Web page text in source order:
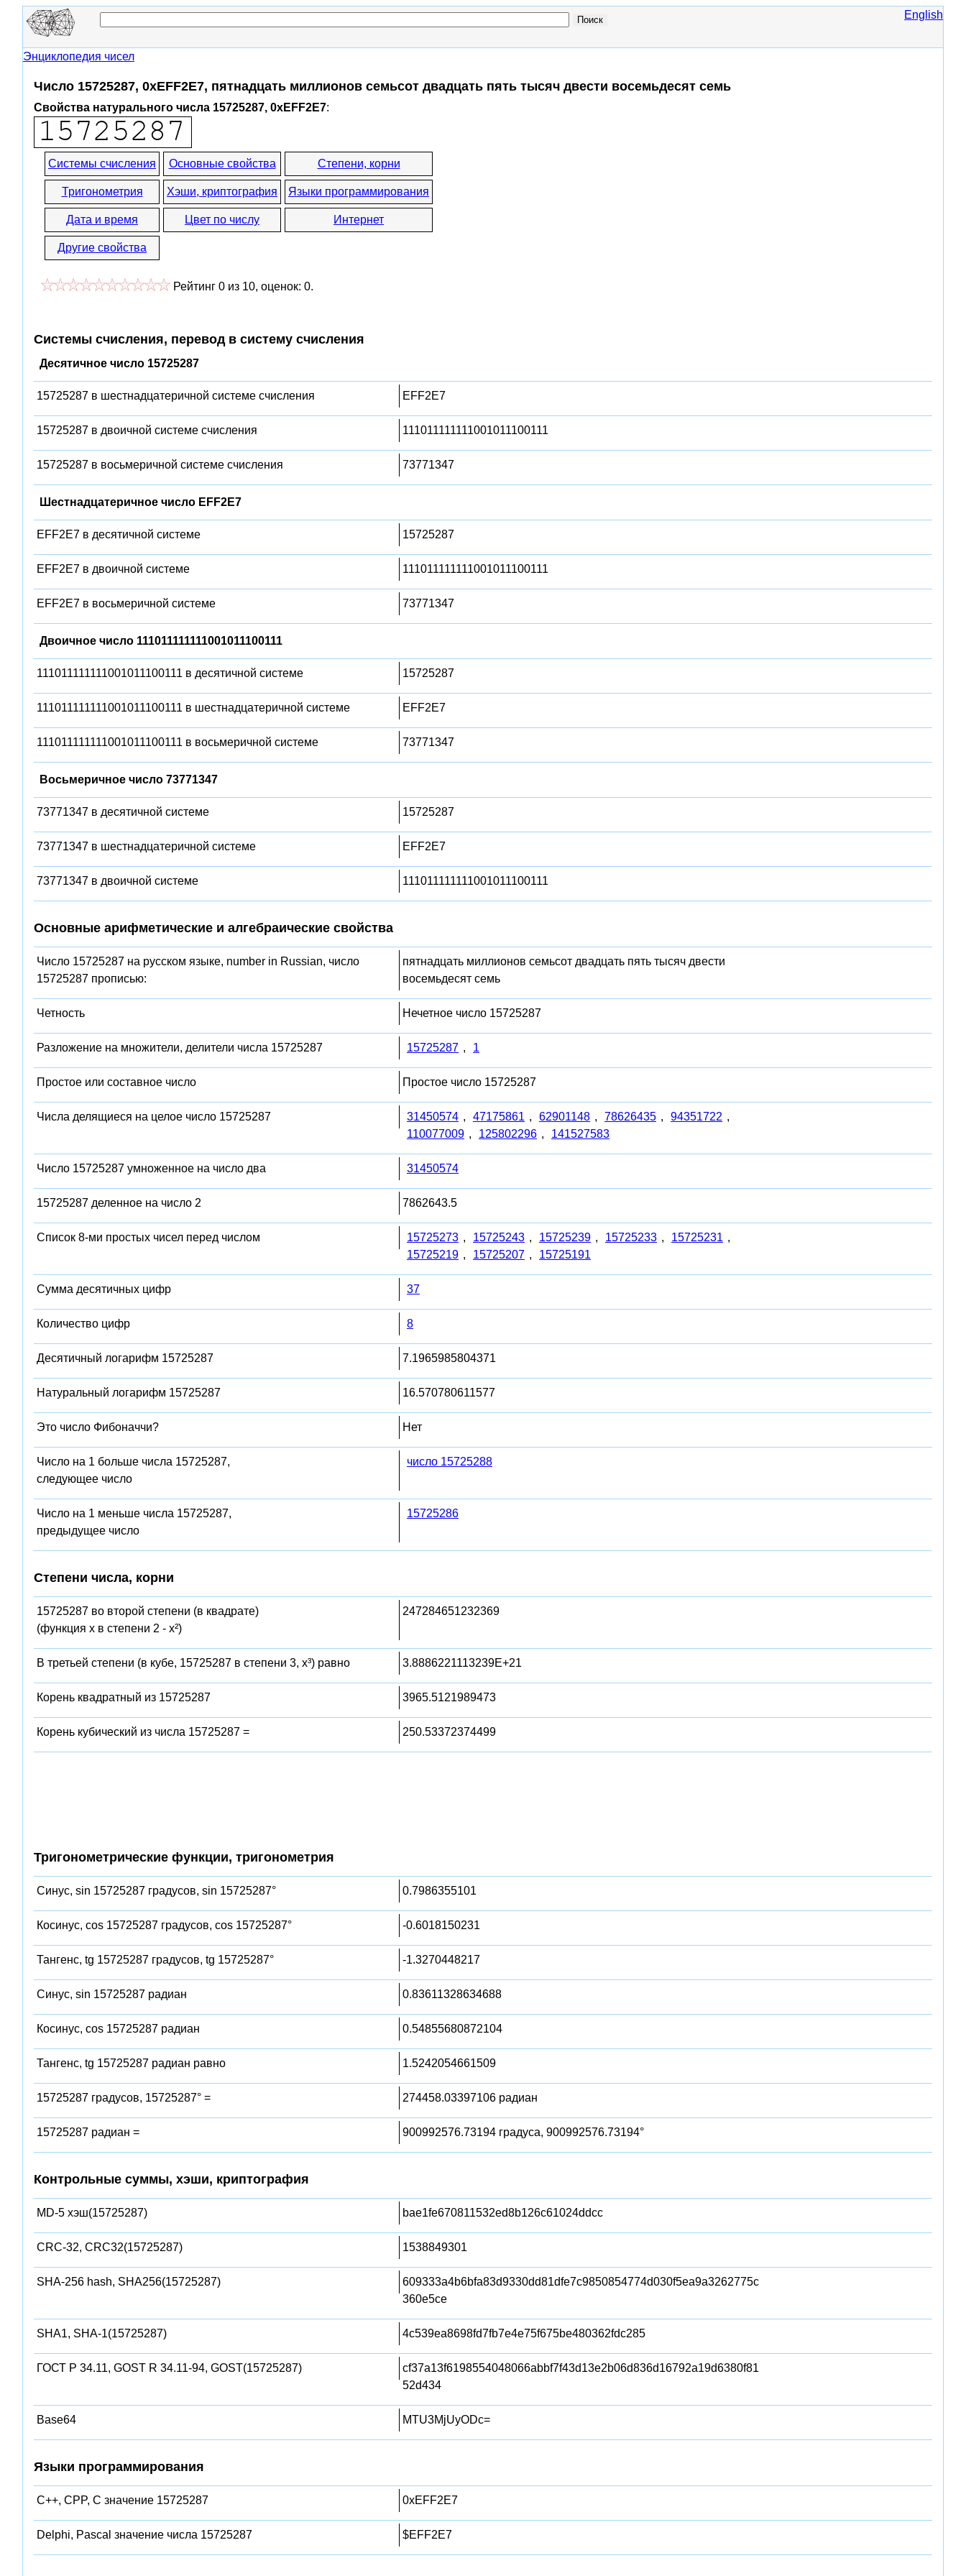
English
Энциклопедия чисел
Число 15725287, 0xEFF2E7, пятнадцать миллионов семьсот двадцать пять тысяч двести восемьдесят семь
Свойства натурального числа 15725287, 0xEFF2E7:
Системы счисления Основные свойства Степени, корни
Тригонометрия Хэши, криптография Языки программирования
Дата и время Цвет по числу Интернет
Другие свойства
Рейтинг 0 из 10, оценок: 0.
Системы счисления, перевод в систему счисления
Десятичное число 15725287
15725287 в шестнадцатеричной системе счисления EFF2E7
15725287 в двоичной системе счисления 111011111111001011100111
15725287 в восьмеричной системе счисления 73771347
Шестнадцатеричное число EFF2E7
EFF2E7 в десятичной системе 15725287
EFF2E7 в двоичной системе 111011111111001011100111
EFF2E7 в восьмеричной системе 73771347
Двоичное число 111011111111001011100111
111011111111001011100111 в десятичной системе 15725287
111011111111001011100111 в шестнадцатеричной системе EFF2E7
111011111111001011100111 в восьмеричной системе 73771347
Восьмеричное число 73771347
73771347 в десятичной системе 15725287
73771347 в шестнадцатеричной системе EFF2E7
73771347 в двоичной системе 111011111111001011100111
Основные арифметические и алгебраические свойства
Число 15725287 на русском языке, number in Russian, число
15725287 прописью:
пятнадцать миллионов семьсот двадцать пять тысяч двести
восемьдесят семь
Четность Нечетное число 15725287
Разложение на множители, делители числа 15725287 15725287 , 1
Простое или составное число Простое число 15725287
Числа делящиеся на целое число 15725287 31450574 , 47175861 , 62901148 , 78626435 , 94351722 ,
110077009 , 125802296 , 141527583
Число 15725287 умноженное на число два 31450574
15725287 деленное на число 2 7862643.5
Список 8-ми простых чисел перед числом 15725273 , 15725243 , 15725239 , 15725233 , 15725231 ,
15725219 , 15725207 , 15725191
Сумма десятичных цифр 37
Количество цифр 8
Десятичный логарифм 15725287 7.1965985804371
Натуральный логарифм 15725287 16.570780611577
Это число Фибоначчи? Нет
Число на 1 больше числа 15725287,
следующее число
число 15725288
Число на 1 меньше числа 15725287,
предыдущее число
15725286
Степени числа, корни
15725287 во второй степени (в квадрате)
(функция x в степени 2 - x²)
247284651232369
В третьей степени (в кубе, 15725287 в степени 3, x³) равно 3.8886221113239E+21
Корень квадратный из 15725287 3965.5121989473
Корень кубический из числа 15725287 = 250.53372374499
Тригонометрические функции, тригонометрия
Синус, sin 15725287 градусов, sin 15725287° 0.7986355101
Косинус, cos 15725287 градусов, cos 15725287° -0.6018150231
Тангенс, tg 15725287 градусов, tg 15725287° -1.3270448217
Синус, sin 15725287 радиан 0.83611328634688
Косинус, cos 15725287 радиан 0.54855680872104
Тангенс, tg 15725287 радиан равно 1.5242054661509
15725287 градусов, 15725287° = 274458.03397106 радиан
15725287 радиан = 900992576.73194 градуса, 900992576.73194°
Контрольные суммы, хэши, криптография
MD-5 хэш(15725287) bae1fe670811532ed8b126c61024ddcc
CRC-32, CRC32(15725287) 1538849301
SHA-256 hash, SHA256(15725287)
609333a4b6bfa83d9330dd81dfe7c9850854774d030f5ea9a3262775c
360e5ce
SHA1, SHA-1(15725287) 4c539ea8698fd7fb7e4e75f675be480362fdc285
ГОСТ Р 34.11, GOST R 34.11-94, GOST(15725287)
cf37a13f6198554048066abbf7f43d13e2b06d836d16792a19d6380f81
52d434
Base64 MTU3MjUyODc=
Языки программирования
C++, CPP, C значение 15725287 0xEFF2E7
Delphi, Pascal значение числа 15725287 $EFF2E7